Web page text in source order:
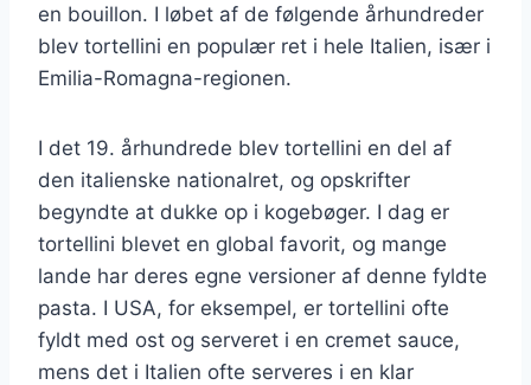
en bouillon. I løbet af de følgende århundreder
blev tortellini en populær ret i hele Italien, især i
Emilia-Romagna-regionen.
I det 19. århundrede blev tortellini en del af
den italienske nationalret, og opskrifter
begyndte at dukke op i kogebøger. I dag er
tortellini blevet en global favorit, og mange
lande har deres egne versioner af denne fyldte
pasta. I USA, for eksempel, er tortellini ofte
fyldt med ost og serveret i en cremet sauce,
mens det i Italien ofte serveres i en klar